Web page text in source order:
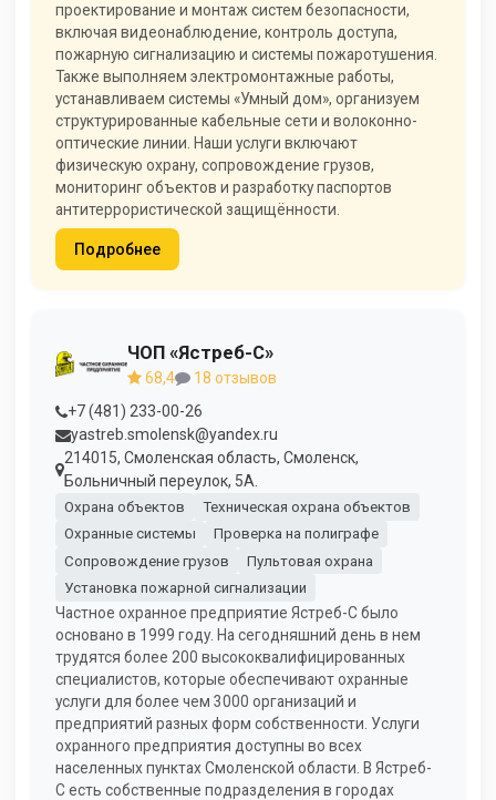
проектирование и монтаж систем безопасности,
включая видеонаблюдение, контроль доступа,
пожарную сигнализацию и системы пожаротушения.
Также выполняем электромонтажные работы,
устанавливаем системы «Умный дом», организуем
структурированные кабельные сети и волоконно-
оптические линии. Наши услуги включают
физическую охрану, сопровождение грузов,
мониторинг объектов и разработку паспортов
антитеррористической защищённости.
Подробнее
ЧОП «Ястреб-С»
68,4
18 отзывов
+7 (481) 233-00-26
yastreb.smolensk@yandex.ru
214015, Смоленская область, Смоленск,
Больничный переулок, 5А.
Охрана объектов
Техническая охрана объектов
Охранные системы
Проверка на полиграфе
Сопровождение грузов
Пультовая охрана
Установка пожарной сигнализации
Частное охранное предприятие Ястреб-С было
основано в 1999 году. На сегодняшний день в нем
трудятся более 200 высококвалифицированных
специалистов, которые обеспечивают охранные
услуги для более чем 3000 организаций и
предприятий разных форм собственности. Услуги
охранного предприятия доступны во всех
населенных пунктах Смоленской области. В Ястреб-
С есть собственные подразделения в городах